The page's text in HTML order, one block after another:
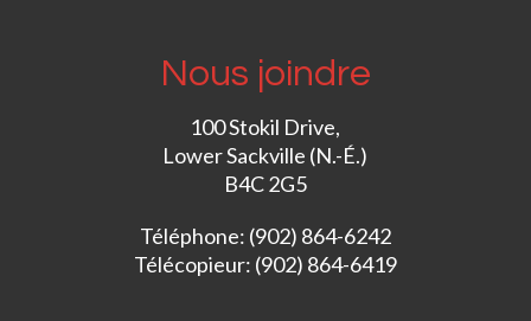
Nous joindre
100 Stokil Drive,
Lower Sackville (N.-É.)
B4C 2G5
Téléphone: (902) 864-6242
Télécopieur: (902) 864-6419